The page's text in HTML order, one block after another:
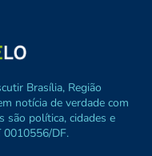
Brasília, Região
notícia de verdade com
são política, cidades e
0010556/DF.